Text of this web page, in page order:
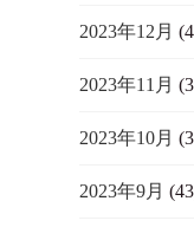
2023年12月
2023年11月
2023年10月
2023年9月